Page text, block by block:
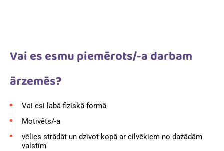
Vai es esmu piemērots/-a darbam
ārzemēs?
Vai esi labā fiziskā formā
Motivēts/-a
vēlies strādāt un dzīvot kopā ar cilvēkiem no dažādām
valstīm